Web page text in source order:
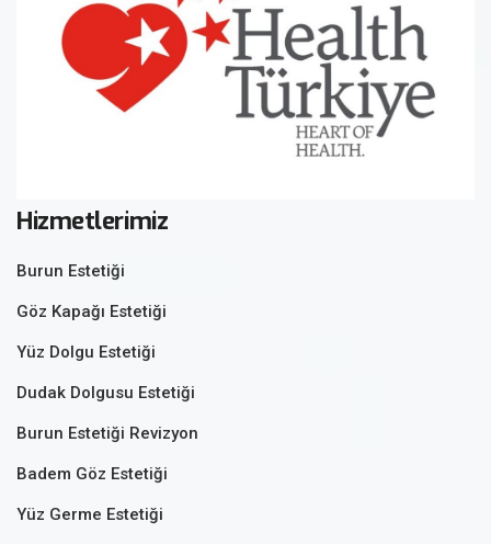
Hizmetlerimiz
Burun Estetiği
Göz Kapağı Estetiği
Yüz Dolgu Estetiği
Dudak Dolgusu Estetiği
Burun Estetiği Revizyon
Badem Göz Estetiği
Yüz Germe Estetiği